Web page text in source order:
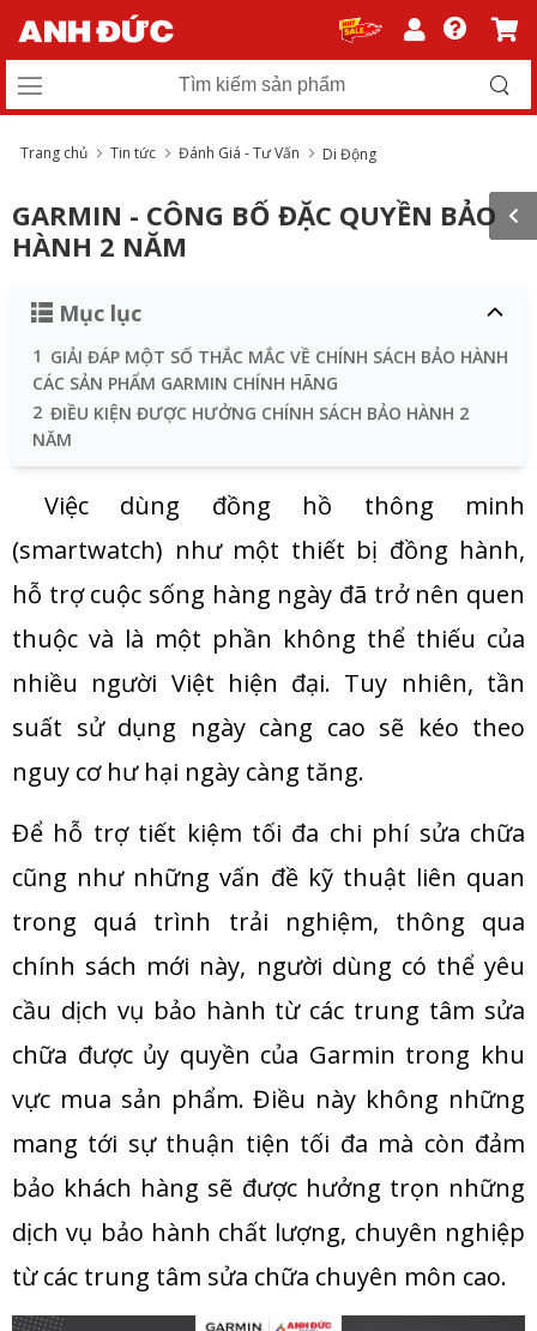
Trang chủ Tin tức Đánh Giá - Tư Vấn Di Động
GARMIN - CÔNG BỐ ĐẶC QUYỀN BẢO
HÀNH 2 NĂM
Mục lục
1 GIẢI ĐÁP MỘT SỐ THẮC MẮC VỀ CHÍNH SÁCH BẢO HÀNH
CÁC SẢN PHẨM GARMIN CHÍNH HÃNG
2 ĐIỀU KIỆN ĐƯỢC HƯỞNG CHÍNH SÁCH BẢO HÀNH 2
NĂM
Việc dùng đồng hồ thông minh
(smartwatch) như một thiết bị đồng hành,
hỗ trợ cuộc sống hàng ngày đã trở nên quen
thuộc và là một phần không thể thiếu của
nhiều người Việt hiện đại. Tuy nhiên, tần
suất sử dụng ngày càng cao sẽ kéo theo
nguy cơ hư hại ngày càng tăng.
Để hỗ trợ tiết kiệm tối đa chi phí sửa chữa
cũng như những vấn đề kỹ thuật liên quan
trong quá trình trải nghiệm, thông qua
chính sách mới này, người dùng có thể yêu
cầu dịch vụ bảo hành từ các trung tâm sửa
chữa được ủy quyền của Garmin trong khu
vực mua sản phẩm. Điều này không những
mang tới sự thuận tiện tối đa mà còn đảm
bảo khách hàng sẽ được hưởng trọn những
dịch vụ bảo hành chất lượng, chuyên nghiệp
từ các trung tâm sửa chữa chuyên môn cao.